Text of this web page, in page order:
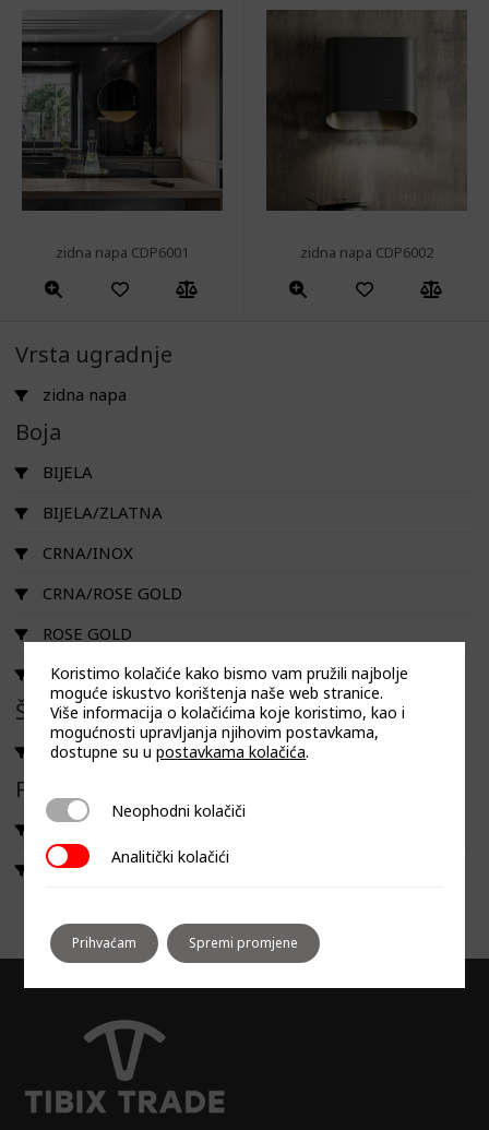
zidna napa CDP6001 zidna napa CDP6002
Vrsta ugradnje
zidna napa
Boja
BIJELA
BIJELA/ZLATNA
CRNA/INOX
CRNA/ROSE GOLD
ROSE GOLD
Silver
Širina
60
Filtriraj prema linija
ECLIPSE
SIMPLE
Koristimo kolačiće kako bismo vam pružili najbolje
moguće iskustvo korištenja naše web stranice.
Više informacija o kolačićima koje koristimo, kao i
mogućnosti upravljanja njihovim postavkama,
dostupne su upostavkama kolačića.
Neophodni kolačiči
Neophodni kolačiči
Analitički kolačići
Analitički kolačići
Prihvaćam Spremi promjene